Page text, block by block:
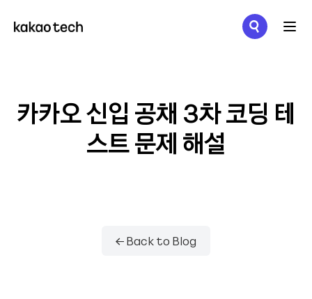
카카오 신입 공채 3차 코딩 테
스트 문제 해설
← Back to Blog